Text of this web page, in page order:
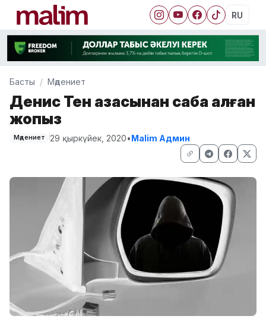
RU
Басты Мәдениет
Денис Тен қазасынан сабақ алған
жоқпыз
Мәдениет 29 қыркүйек, 2020•Malim Админ